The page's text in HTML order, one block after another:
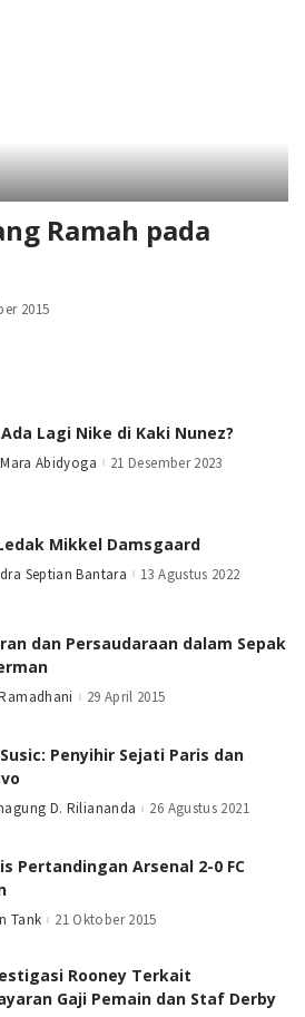
Ramah pada
2015
Lagi Nike di Kaki Nunez?
Abidyoga 21 Desember 2023
Mikkel Damsgaard
Septian Bantara 13 Agustus 2022
dan Persaudaraan dalam Sepak
29 April 2015
Penyihir Sejati Paris dan
D. Riliananda 26 Agustus 2021
Pertandingan Arsenal 2-0 FC
Tank 21 Oktober 2015
Rooney Terkait
Gaji Pemain dan Staf Derby